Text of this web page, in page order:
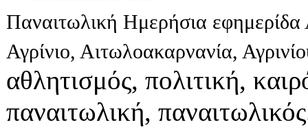
Παναιτωλική Ημερήσια εφημερίδα
Αγρίνιο, Αιτωλοακαρνανία,
αθλητισμός, πολιτική,
παναιτωλική,